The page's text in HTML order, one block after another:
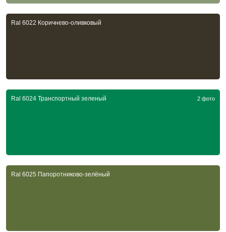
Ral 6022 Коричнево-оливковый
Ral 6024 Транспортный зеленый 2 фото
Ral 6025 Папоротниково-зелёный